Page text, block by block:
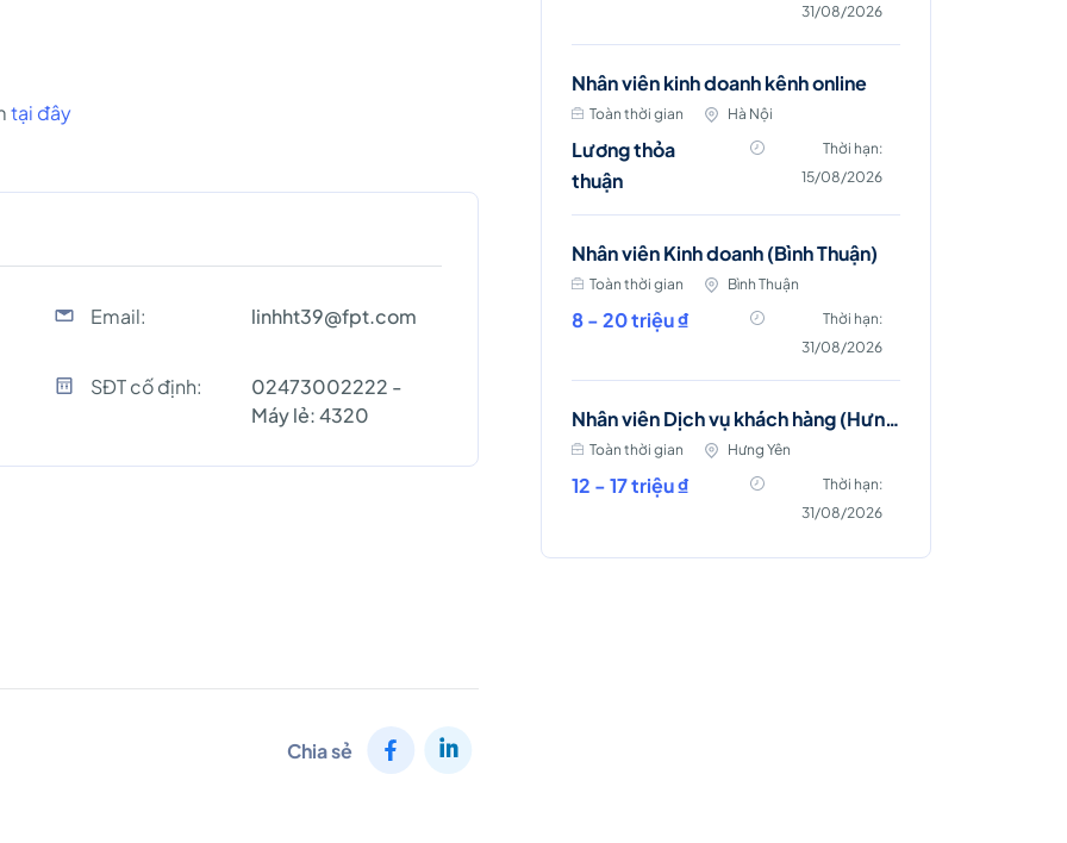
tại đây
Email: linhht39@fpt.com
SĐT cố định:
02473002222 -
Máy lẻ: 4320
Chia sẻ
31/08/2026
Nhân viên kinh doanh kênh online
Toàn thời gian Hà Nội
Lương thỏa
thuận
Thời hạn:
15/08/2026
Nhân viên Kinh doanh (Bình Thuận)
Toàn thời gian Bình Thuận
8 - 20 triệu ₫
Thời hạn:
31/08/2026
Nhân viên Dịch vụ khách hàng (Hưng Yên)
Toàn thời gian Hưng Yên
12 - 17 triệu ₫
Thời hạn:
31/08/2026